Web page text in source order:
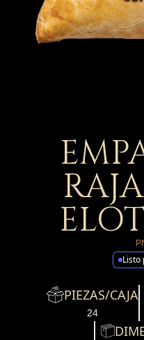
Listo
PIEZAS/CAJA
24